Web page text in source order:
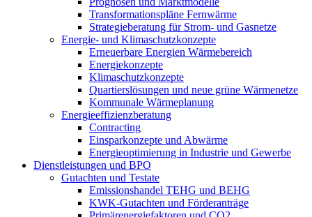
Transformationspläne Fernwärme
Strategieberatung für Strom- und Gasnetze
Energie- und Klimaschutzkonzepte
Erneuerbare Energien Wärmebereich
Energiekonzepte
Klimaschutzkonzepte
Quartierslösungen und neue grüne Wärmenetze
Kommunale Wärmeplanung
Energieeffizienzberatung
Contracting
Einsparkonzepte und Abwärme
Energieoptimierung in Industrie und Gewerbe
Dienstleistungen und BPO
Gutachten und Testate
Emissionshandel TEHG und BEHG
KWK-Gutachten und Förderanträge